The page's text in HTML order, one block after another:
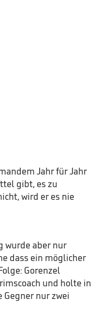
Jahr für Jahr
gibt, es zu
wird er es nie
wurde aber nur
dass ein möglicher
Gorenzel
und holte in
Gegner nur zwei